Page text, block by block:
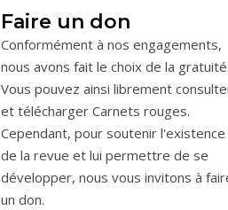
Faire un don
Conformément à nos engagements,
nous avons fait le choix de la gratuité.
Vous pouvez ainsi librement
et télécharger Carnets rouges.
Cependant, pour soutenir l'existence
de la revue et lui permettre de se
développer, nous vous invitons à
un don.